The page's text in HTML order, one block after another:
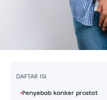
DAFTAR ISI
Penyebab kanker prostat